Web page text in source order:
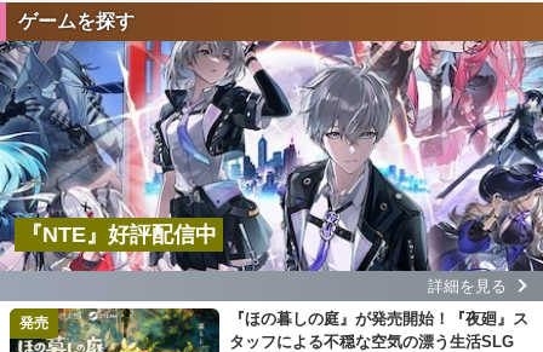
ゲームを探す
『NTE』好評配信中
詳細を見る
発売
『ほの暮しの庭』が発売開始！『夜廻』ス
タッフによる不穏な空気の漂う生活SLG